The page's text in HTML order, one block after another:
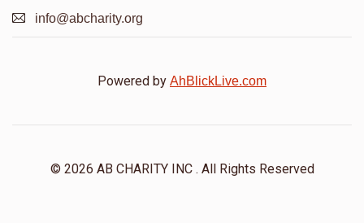
info@abcharity.org
Powered by AhBlickLive.com
© 2026 AB CHARITY INC . All Rights Reserved